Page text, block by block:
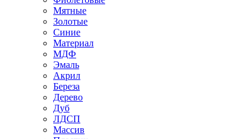
Мятные
Золотые
Синие
Материал
МДФ
Эмаль
Акрил
Береза
Дерево
Дуб
ЛДСП
Массив